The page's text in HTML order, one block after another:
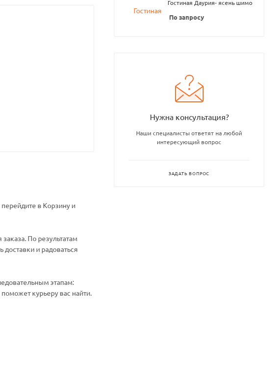
в Корзину и
По результатам
и радоваться
этапам:
курьеру вас найти.
Гостиная Даурия- ясень шимо
По запросу
Нужна консультация?
Наши специалисты ответят на любой
интересующий вопрос
ЗАДАТЬ ВОПРОС